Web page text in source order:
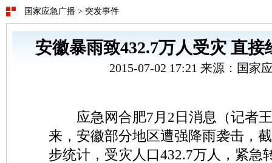
国家应急广播 > 突发事件
安徽暴雨致432.7万人受灾 直接
2015-07-02 17:21 来源：国家
应急网合肥7月2日消息（记者王
来，安徽部分地区遭强降雨袭击，
步统计，受灾人口432.7万人，紧急